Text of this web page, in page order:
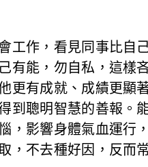
作，看見同事比自
有能，勿自私，這樣
有成就、成績更顯
到聰明智慧的善報。
影響身體氣血運行
，不去種好因，反而